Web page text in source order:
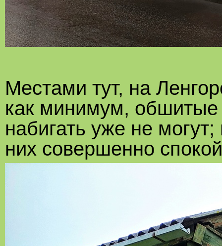
Местами тут, на
как минимум, обшитые
набигать уже не
них совершенно